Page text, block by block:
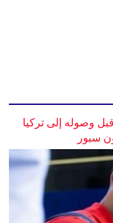
وصوله إلى تركيا
سبور